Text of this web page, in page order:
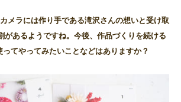
メラには作り手である滝沢さんの想いと受け取
があるようですね。今後、作品づくりを続ける
ってやってみたいことなどはありますか？